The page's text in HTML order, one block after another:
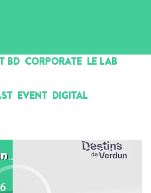
BD CORPORATE LE LAB
EVENT DIGITAL